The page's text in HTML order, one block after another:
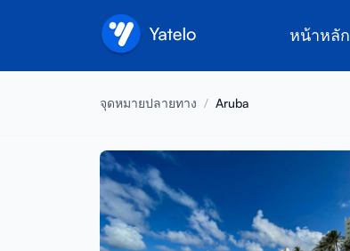
หน้าหลัก
จุดหมายปลายทาง / Aruba